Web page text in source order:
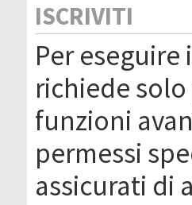
ISCRIVITI
Per
richiede solo
funzioni
permessi
assicurati di